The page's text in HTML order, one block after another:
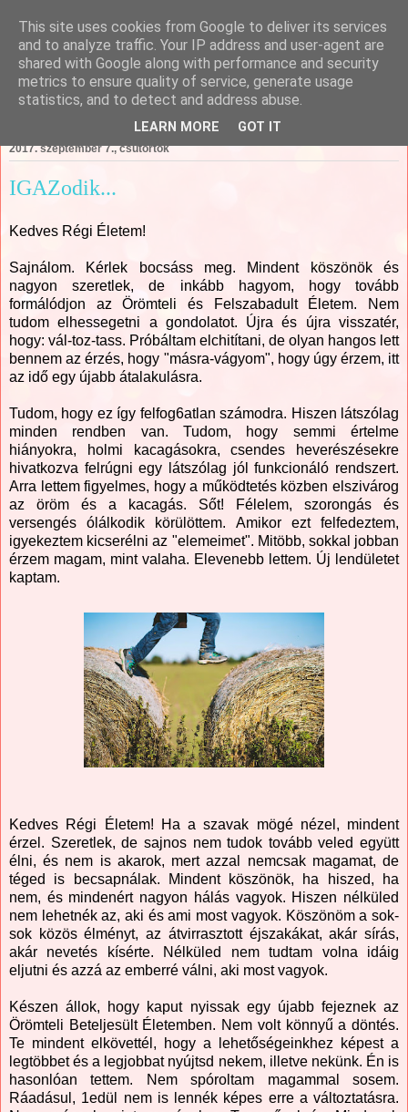
Csajági Ildikó - ÖrömKépek
2017. szeptember 7., csütörtök
IGAZodik...
Kedves Régi Életem!
Sajnálom. Kérlek bocsáss meg. Mindent köszönök és
nagyon szeretlek, de inkább hagyom, hogy tovább
formálódjon az Örömteli és Felszabadult Életem. Nem
tudom elhessegetni a gondolatot. Újra és újra visszatér,
hogy: vál-toz-tass. Próbáltam elchitítani, de olyan hangos lett
bennem az érzés, hogy "másra-vágyom", hogy úgy érzem, itt
az idő egy újabb átalakulásra.
Tudom, hogy ez így felfog6atlan számodra. Hiszen látszólag
minden rendben van. Tudom, hogy semmi értelme
hiányokra, holmi kacagásokra, csendes heverészésekre
hivatkozva felrúgni egy látszólag jól funkcionáló rendszert.
Arra lettem figyelmes, hogy a működtetés közben elszivárog
az öröm és a kacagás. Sőt! Félelem, szorongás és
versengés ólálkodik körülöttem. Amikor ezt felfedeztem,
igyekeztem kicserélni az "elemeimet". Mitöbb, sokkal jobban
érzem magam, mint valaha. Elevenebb lettem. Új lendületet
kaptam.
Kedves Régi Életem! Ha a szavak mögé nézel, mindent
érzel. Szeretlek, de sajnos nem tudok tovább veled együtt
élni, és nem is akarok, mert azzal nemcsak magamat, de
téged is becsapnálak. Mindent köszönök, ha hiszed, ha
nem, és mindenért nagyon hálás vagyok. Hiszen nélküled
nem lehetnék az, aki és ami most vagyok. Köszönöm a sok-
sok közös élményt, az átvirrasztott éjszakákat, akár sírás,
akár nevetés kísérte. Nélküled nem tudtam volna idáig
eljutni és azzá az emberré válni, aki most vagyok.
Készen állok, hogy kaput nyissak egy újabb fejeznek az
Örömteli Beteljesült Életemben. Nem volt könnyű a döntés.
Te mindent elkövettél, hogy a lehetőségeinkhez képest a
legtöbbet és a legjobbat nyújtsd nekem, illetve nekünk. Én is
hasonlóan tettem. Nem spóroltam magammal sosem.
Ráadásul, 1edül nem is lennék képes erre a változtatásra.
This site uses cookies from Google to deliver its services
and to analyze traffic. Your IP address and user-agent are
shared with Google along with performance and security
metrics to ensure quality of service, generate usage
statistics, and to detect and address abuse.
LEARN MORE GOT IT